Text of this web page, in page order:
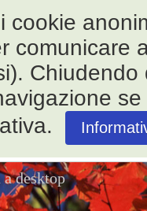
cookie
comunicare
a desktop